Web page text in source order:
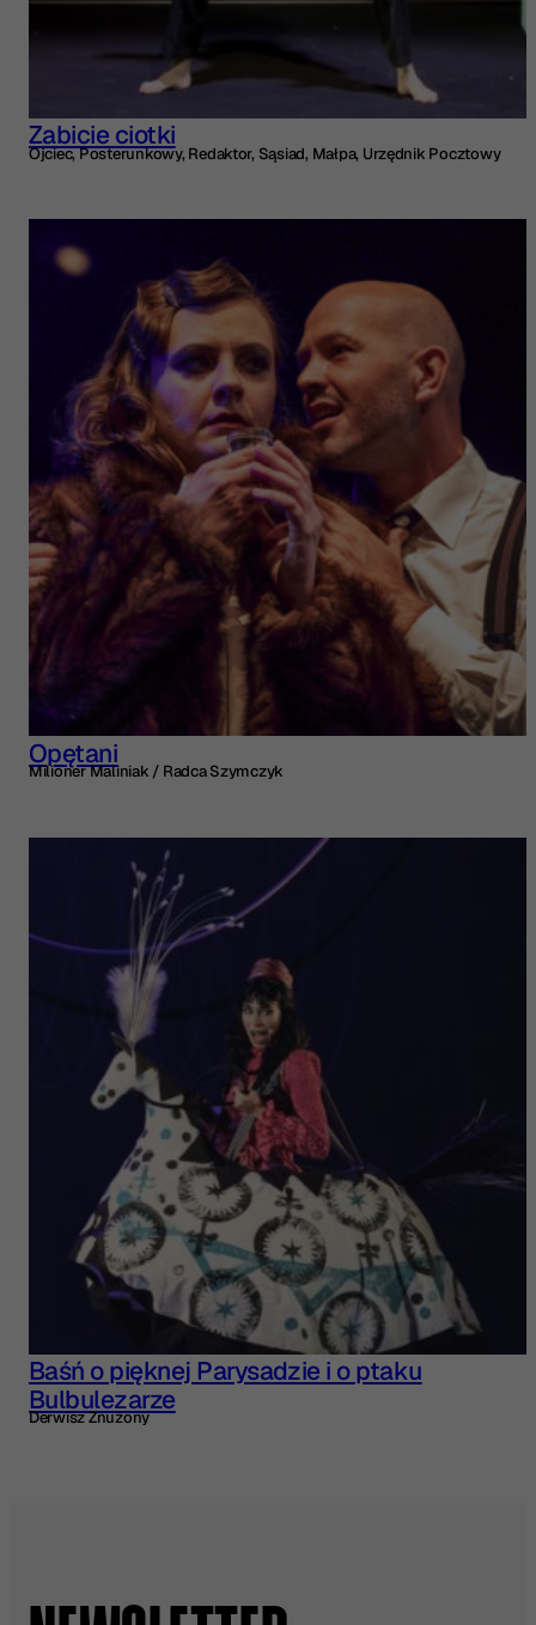
Zabicie ciotki
Ojciec, Posterunkowy, Redaktor, Sąsiad, Małpa, Urzędnik Pocztowy
Opętani
Milioner Maliniak / Radca Szymczyk
Baśń o pięknej Parysadzie i o ptaku
Bulbulezarze
Derwisz Znużony